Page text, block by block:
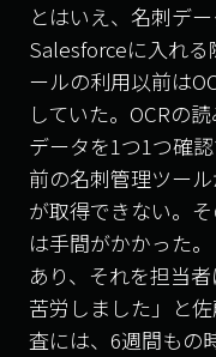
とはいえ、名刺デ
Salesforceに入れ
ールの利用以前は
していた。 OCRの
データを1つ1つ確
前の名刺管理ツー
が取得できない。
は手間がかかった
あり、それを担当者
苦労しました」と
査には、 6週間もの